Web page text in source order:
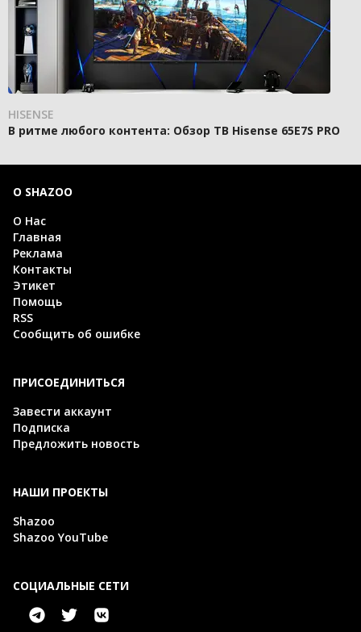
HISENSE
В ритме любого контента: Обзор ТВ Hisense 65E7S PRO
О SHAZOO
О Нас
Главная
Реклама
Контакты
Этикет
Помощь
RSS
Сообщить об ошибке
ПРИСОЕДИНИТЬСЯ
Завести аккаунт
Подписка
Предложить новость
НАШИ ПРОЕКТЫ
Shazoo
Shazoo YouTube
СОЦИАЛЬНЫЕ СЕТИ